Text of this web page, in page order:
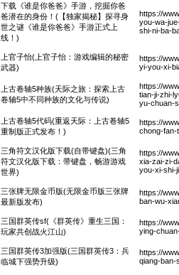
下载《谁是你爸爸》手游，挖掘你爸
爸潜在的身份！(【独家揭秘】探寻身
世之谜《谁是你爸爸》手游正式上
线！)
https://
you-wa-
shi-ni-ba-
上官子怡(上官子怡：游戏编辑的秘密
武器)
https://
yi-you-xi-
上古卷轴5种族(天际之旅：探索上古
卷轴5中不同种族的文化与传说)
https://
tian-ji-zhi-
yu-chuan-
上古卷轴5代码(重返天际：上古卷轴5
重制版正式发布！)
https://
chong-fan-
三角符文汉化版下载(自带键盘)(三角
符文汉化版下载：带键盘，畅游游戏
世界)
https://
xia-zai-zi-
you-xi-shi-
三张牌无限金币版(无限金币版三张牌
最新版发布)
https://
ban-wu-
三国群英传sf(《群英传》重生三国：
玩家共创战火江山)
https://
ying-
三国群英传3加强版(三国群英传3：兵
临城下强势升级)
https://
qiang-ban-